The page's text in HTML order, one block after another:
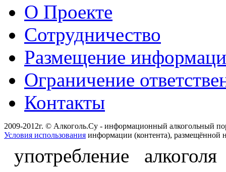
О Проекте
Сотрудничество
Размещение
Ограничение
Контакты
2009-2012г. © Алкоголь.Су - информационный алкогольный
Условия использования информации (контента), размещённой
употребление